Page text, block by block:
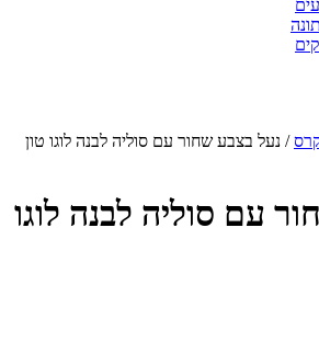
/ נעל בצבע שחור עם סוליה לבנה לוגו טון
עם סוליה לבנה לוגו